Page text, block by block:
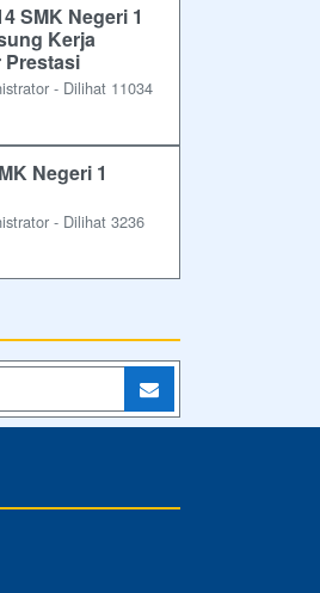
SMK Negeri 1
Kerja
Prestasi
- Dilihat 11034
Negeri 1
- Dilihat 3236